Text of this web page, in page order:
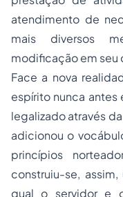
atendimento de
mais diversos
modificação em seu
Face a nova
espírito nunca
legalizado através
adicionou o
princípios
construiu-se,
qual o servidor e